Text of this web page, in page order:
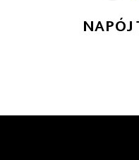
NAPÓJ